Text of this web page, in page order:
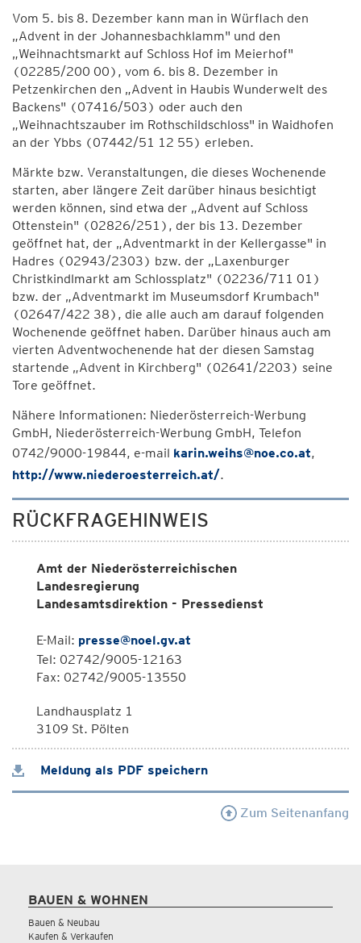
Vom 5. bis 8. Dezember kann man in Würflach den
„Advent in der Johannesbachklamm" und den
„Weihnachtsmarkt auf Schloss Hof im Meierhof"
(02285/200 00), vom 6. bis 8. Dezember in
Petzenkirchen den „Advent in Haubis Wunderwelt des
Backens" (07416/503) oder auch den
„Weihnachtszauber im Rothschildschloss" in Waidhofen
an der Ybbs (07442/51 12 55) erleben.
Märkte bzw. Veranstaltungen, die dieses Wochenende
starten, aber längere Zeit darüber hinaus besichtigt
werden können, sind etwa der „Advent auf Schloss
Ottenstein" (02826/251), der bis 13. Dezember
geöffnet hat, der „Adventmarkt in der Kellergasse" in
Hadres (02943/2303) bzw. der „Laxenburger
Christkindlmarkt am Schlossplatz" (02236/711 01)
bzw. der „Adventmarkt im Museumsdorf Krumbach"
(02647/422 38), die alle auch am darauf folgenden
Wochenende geöffnet haben. Darüber hinaus auch am
vierten Adventwochenende hat der diesen Samstag
startende „Advent in Kirchberg" (02641/2203) seine
Tore geöffnet.
Nähere Informationen: Niederösterreich-Werbung
GmbH, Niederösterreich-Werbung GmbH, Telefon
0742/9000-19844, e-mail karin.weihs@noe.co.at,
http://www.niederoesterreich.at/.
RÜCKFRAGEHINWEIS
Amt der Niederösterreichischen
Landesregierung
Landesamtsdirektion - Pressedienst
E-Mail: presse@noel.gv.at
Tel: 02742/9005-12163
Fax: 02742/9005-13550
Landhausplatz 1
3109 St. Pölten
Meldung als PDF speichern
Zum Seitenanfang
BAUEN & WOHNEN
Bauen & Neubau
Kaufen & Verkaufen